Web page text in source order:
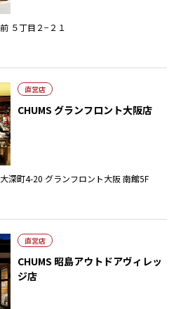
５丁目２−２１
直営店
CHUMS グランフロント大阪店
深町4-20 グランフロント大阪 南館5F
直営店
CHUMS 昭島アウトドアヴィレッ
ジ店